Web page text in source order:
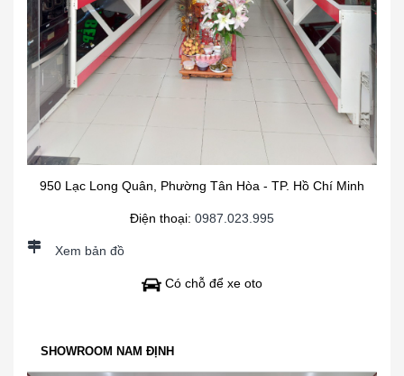
950 Lạc Long Quân, Phường Tân Hòa - TP. Hồ Chí Minh
Điện thoại: 0987.023.995
Xem bản đồ
Có chỗ để xe oto
SHOWROOM NAM ĐỊNH